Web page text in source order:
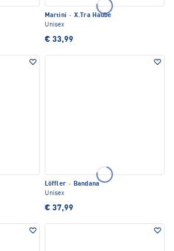
Martini · X.Tra Haube
Unisex
€ 33,99
Löffler · Bandana
Unisex
€ 37,99